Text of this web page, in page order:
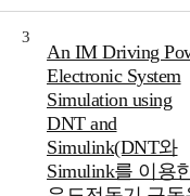
3
An IM Driving
Electronic System
Simulation using
DNT and
Simulink(DNT와
Simulink를 이용